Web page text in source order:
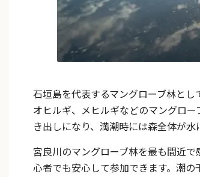
石垣島を代表するマングローブ林と
オヒルギ、メヒルギなどのマングロ
き出しになり、満潮時には森全体が
宮良川のマングローブ林を最も間近
心者でも安心して参加できます。潮